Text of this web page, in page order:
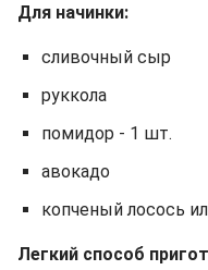
Для начинки:
сливочный сыр
руккола
помидор - 1 шт.
авокадо
копченый лосось
Легкий способ